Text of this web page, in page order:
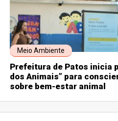
Meio Ambiente
Prefeitura de Patos inicia
dos Animais” para
sobre bem-estar animal